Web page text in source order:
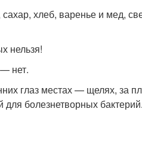
хлеб, варенье и мед,
нельзя!
нет.
глаз местах — щелях, за
болезнетворных бактерий.